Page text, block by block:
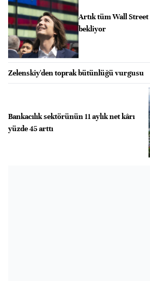
Artık tüm Wall
bekliyor
Zelenskiy'den toprak bütünlüğü vurgusu
Bankacılık sektörünün 11 aylık net kârı
yüzde 45 arttı